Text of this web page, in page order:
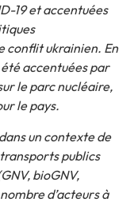
19 et accentuées
conflit ukrainien. En
accentuées par
le parc nucléaire,
le pays.
un contexte de
publics
bioGNV,
d’acteurs à